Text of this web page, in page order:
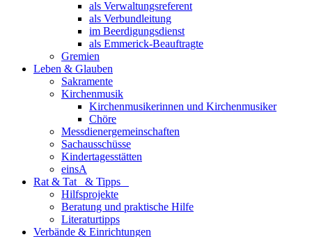
als Verwaltungsreferent
als Verbundleitung
im Beerdigungsdienst
als Emmerick-Beauftragte
Gremien
Leben & Glauben
Sakramente
Kirchenmusik
Kirchenmusikerinnen und Kirchenmusiker
Chöre
Messdienergemeinschaften
Sachausschüsse
Kindertagesstätten
einsA
Rat & Tat & Tipps
Hilfsprojekte
Beratung und praktische Hilfe
Literaturtipps
Verbände & Einrichtungen